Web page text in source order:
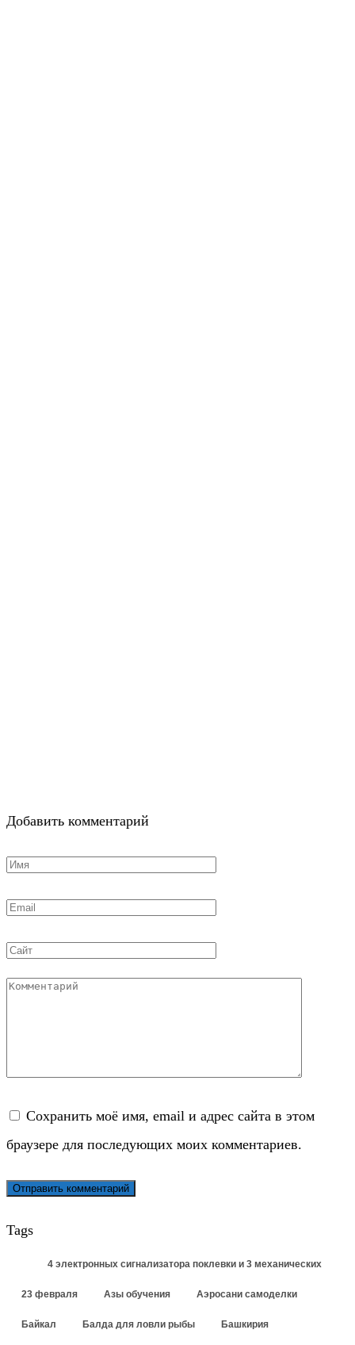
Добавить комментарий
Имя
Email
Сайт
Комментарий
Сохранить моё имя, email и адрес сайта в этом
браузере для последующих моих комментариев.
Tags
4 электронных сигнализатора поклевки и 3 механических
23 февраля Азы обучения Аэросани самоделки
Байкал Балда для ловли рыбы Башкирия